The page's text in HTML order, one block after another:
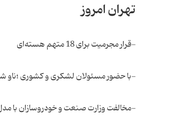
تهران امروز
-قرار مجرمیت برای 18 متهم هسته‌ای
-با حضور مسئولان لشكری و كشوری ؛ناو شكن جماران 2 در دریای
-مخالفت وزارت صنعت و خودروسازان با مدل